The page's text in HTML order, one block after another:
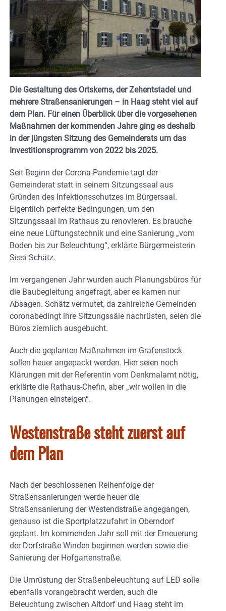
Die Gestaltung des Ortskerns, der Zehentstadel und
mehrere Straßensanierungen – in Haag steht viel auf
dem Plan. Für einen Überblick über die vorgesehenen
Maßnahmen der kommenden Jahre ging es deshalb
in der jüngsten Sitzung des Gemeinderats um das
Investitionsprogramm von 2022 bis 2025.
Seit Beginn der Corona-Pandemie tagt der
Gemeinderat statt in seinem Sitzungssaal aus
Gründen des Infektionsschutzes im Bürgersaal.
Eigentlich perfekte Bedingungen, um den
Sitzungssaal im Rathaus zu renovieren. Es brauche
eine neue Lüftungstechnik und eine Sanierung „vom
Boden bis zur Beleuchtung“, erklärte Bürgermeisterin
Sissi Schätz.
Im vergangenen Jahr wurden auch Planungsbüros für
die Baubegleitung angefragt, aber es kamen nur
Absagen. Schätz vermutet, da zahlreiche Gemeinden
coronabedingt ihre Sitzungssäle nachrüsten, seien die
Büros ziemlich ausgebucht.
Auch die geplanten Maßnahmen im Grafenstock
sollen heuer angepackt werden. Hier seien noch
Klärungen mit der Referentin vom Denkmalamt nötig,
erklärte die Rathaus-Chefin, aber „wir wollen in die
Planungen einsteigen“.
Westenstraße steht zuerst auf
dem Plan
Nach der beschlossenen Reihenfolge der
Straßensanierungen werde heuer die
Straßensanierung der Westendstraße angegangen,
genauso ist die Sportplatzzufahrt in Oberndorf
geplant. Im kommenden Jahr soll mit der Erneuerung
der Dorfstraße Winden beginnen werden sowie die
Sanierung der Hofgartenstraße.
Die Umrüstung der Straßenbeleuchtung auf LED solle
ebenfalls vorangebracht werden, auch die
Beleuchtung zwischen Altdorf und Haag steht im